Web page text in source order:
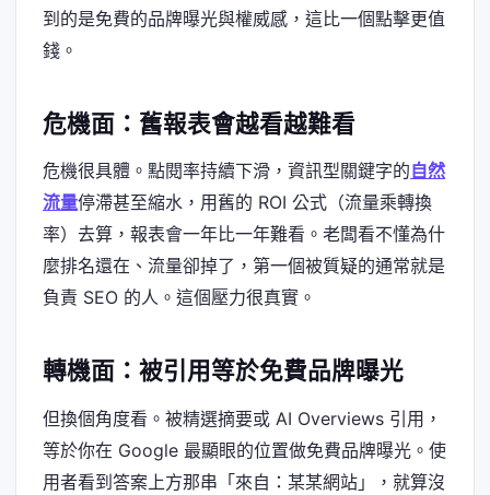
到的是免費的品牌曝光與權威感，這比一個點擊更值
錢。
危機面：舊報表會越看越難看
危機很具體。點閱率持續下滑，資訊型關鍵字的自然
流量停滯甚至縮水，用舊的 ROI 公式（流量乘轉換
率）去算，報表會一年比一年難看。老闆看不懂為什
麼排名還在、流量卻掉了，第一個被質疑的通常就是
負責 SEO 的人。這個壓力很真實。
轉機面：被引用等於免費品牌曝光
但換個角度看。被精選摘要或 AI Overviews 引用，
等於你在 Google 最顯眼的位置做免費品牌曝光。使
用者看到答案上方那串「來自：某某網站」，就算沒